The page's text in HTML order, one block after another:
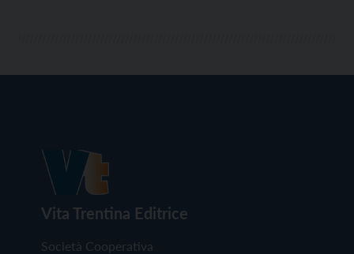
Vita Trentina Editrice
Società Cooperativa